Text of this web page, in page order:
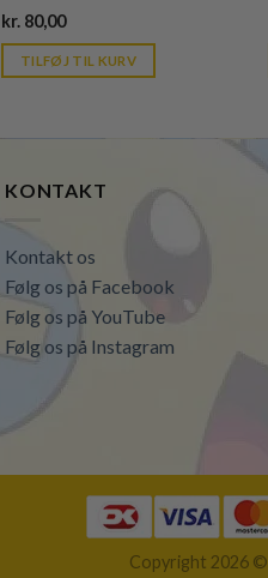
kr. 80,00Current
is:
kr. 39,95.
TILFØJ TIL KURV
KONTAKT
Kontakt os
Følg os på Facebook
Følg os på YouTube
Følg os på Instagram
Copyright 2026 ©